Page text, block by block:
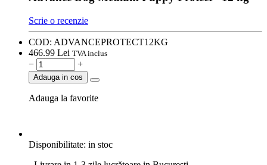
Scrie o recenzie
COD: ADVANCEPROTECT12KG
466.99 Lei TVA inclus
− +
Adauga in cos
Adauga la favorite
Disponibilitate: in stoc